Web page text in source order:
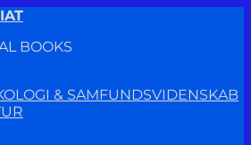
BOOKS
& SAMFUNDSVIDENSKAB